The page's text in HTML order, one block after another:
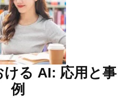
ける AI: 応用と事
例